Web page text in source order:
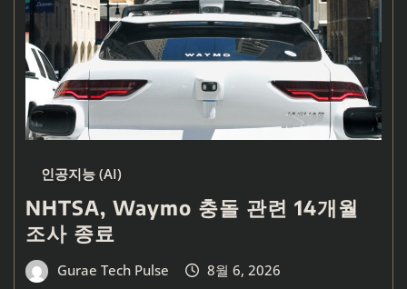
인공지능 (AI)
NHTSA, Waymo 충돌 관련 14개월
조사 종료
Gurae Tech Pulse 8월 6, 2026